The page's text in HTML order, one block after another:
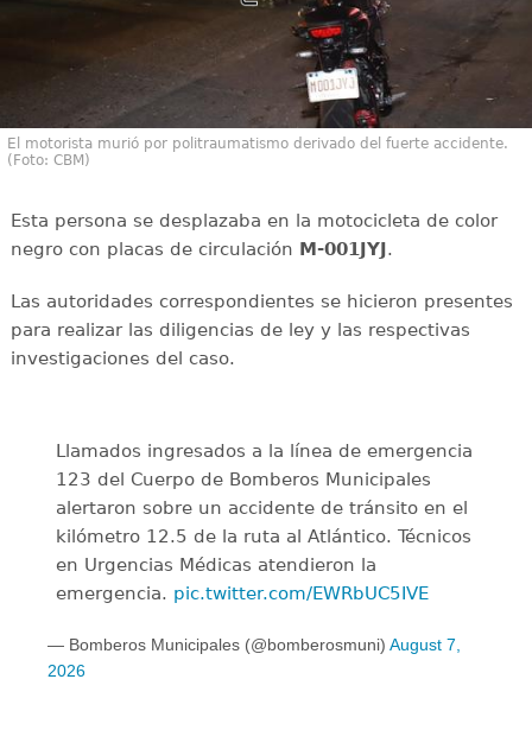
El motorista murió por politraumatismo derivado del fuerte accidente.
(Foto: CBM)
Esta persona se desplazaba en la motocicleta de color
negro con placas de circulación M-001JYJ.
Las autoridades correspondientes se hicieron presentes
para realizar las diligencias de ley y las respectivas
investigaciones del caso.
Llamados ingresados a la línea de emergencia
123 del Cuerpo de Bomberos Municipales
alertaron sobre un accidente de tránsito en el
kilómetro 12.5 de la ruta al Atlántico. Técnicos
en Urgencias Médicas atendieron la
emergencia. pic.twitter.com/EWRbUC5IVE
— Bomberos Municipales (@bomberosmuni) August 7,
2026